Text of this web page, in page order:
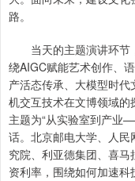
路。
当天的主题演讲环节
绕AIGC赋能艺术创作、
产活态传承、大模型时
机交互技术在文博领域
主题为“从实验室到产业
话。北京邮电大学、人
究院、利亚德集团、喜
资利率，围绕如何加速科